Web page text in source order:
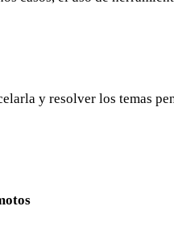
y resolver los temas